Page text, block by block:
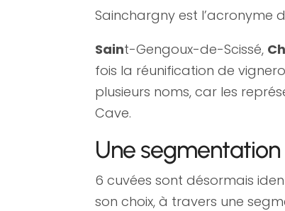
Sainchargny est l’acronyme
Saint-Gengoux-de-Scissé,
fois la réunification de
plusieurs noms, car les
Cave.
Une segmentation
6 cuvées sont désormais
son choix, à travers une